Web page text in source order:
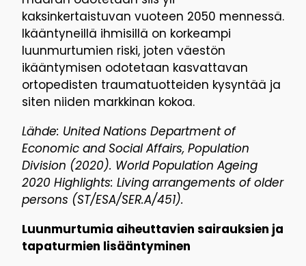
kaksinkertaistuvan vuoteen 2050 mennessä.
Ikääntyneillä ihmisillä on korkeampi
luunmurtumien riski, joten väestön
ikääntymisen odotetaan kasvattavan
ortopedisten traumatuotteiden kysyntää ja
siten niiden markkinan kokoa.
Lähde: United Nations Department of
Economic and Social Affairs, Population
Division (2020). World Population Ageing
2020 Highlights: Living arrangements of older
persons (ST/ESA/SER.A/451).
Luunmurtumia aiheuttavien sairauksien ja
tapaturmien lisääntyminen